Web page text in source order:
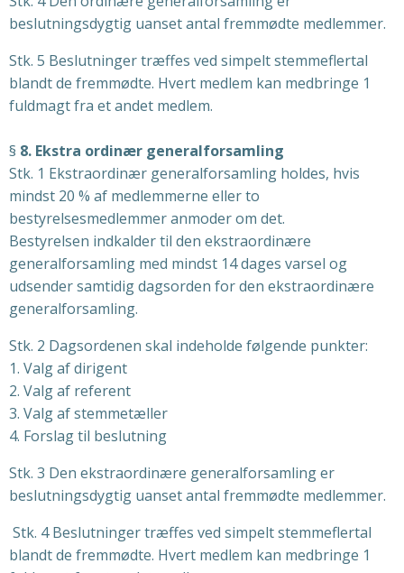
beslutningsdygtig uanset antal fremmødte medlemmer.
Stk. 5 Beslutninger træffes ved simpelt stemmeflertal
blandt de fremmødte. Hvert medlem kan medbringe 1
fuldmagt fra et andet medlem.
§ 8. Ekstra ordinær generalforsamling
Stk. 1 Ekstraordinær generalforsamling holdes, hvis
mindst 20 % af medlemmerne eller to
bestyrelsesmedlemmer anmoder om det.
Bestyrelsen indkalder til den ekstraordinære
generalforsamling med mindst 14 dages varsel og
udsender samtidig dagsorden for den ekstraordinære
generalforsamling.
Stk. 2 Dagsordenen skal indeholde følgende punkter:
1. Valg af dirigent
2. Valg af referent
3. Valg af stemmetæller
4. Forslag til beslutning
Stk. 3 Den ekstraordinære generalforsamling er
beslutningsdygtig uanset antal fremmødte medlemmer.
Stk. 4 Beslutninger træffes ved simpelt stemmeflertal
blandt de fremmødte. Hvert medlem kan medbringe 1